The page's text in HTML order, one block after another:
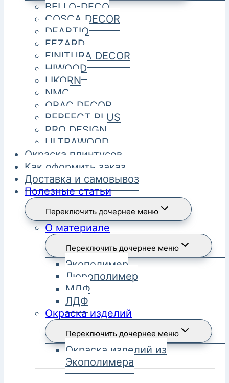
BELLO-DECO
COSCA DECOR
DEARTIO
FEZARD
FINITURA DECOR
HIWOOD
LIKORN
NMC
ORAC DECOR
PERFECT PLUS
PRO DESIGN
ULTRAWOOD
Окраска плинтусов
Как оформить заказ
Доставка и самовывоз
Полезные статьи
Переключить дочернее меню
О материале
Переключить дочернее меню
Экополимер
Дюрополимер
МДФ
ЛДФ
Окраска изделий
Переключить дочернее меню
Окраска изделий из
Экополимера